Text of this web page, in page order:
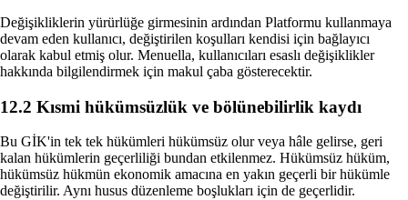
Değişikliklerin yürürlüğe girmesinin ardından Platformu kullanmaya
devam eden kullanıcı, değiştirilen koşulları kendisi için bağlayıcı
olarak kabul etmiş olur. Menuella, kullanıcıları esaslı değişiklikler
hakkında bilgilendirmek için makul çaba gösterecektir.
12.2 Kısmi hükümsüzlük ve bölünebilirlik kaydı
Bu GİK'in tek tek hükümleri hükümsüz olur veya hâle gelirse, geri
kalan hükümlerin geçerliliği bundan etkilenmez. Hükümsüz hüküm,
hükümsüz hükmün ekonomik amacına en yakın geçerli bir hükümle
değiştirilir. Aynı husus düzenleme boşlukları için de geçerlidir.